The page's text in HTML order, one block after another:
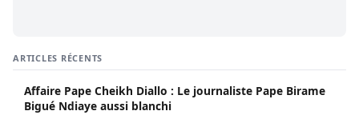
ARTICLES RÉCENTS
Affaire Pape Cheikh Diallo : Le journaliste Pape Birame
Bigué Ndiaye aussi blanchi